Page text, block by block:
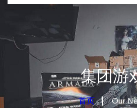
集团游
首页 Our